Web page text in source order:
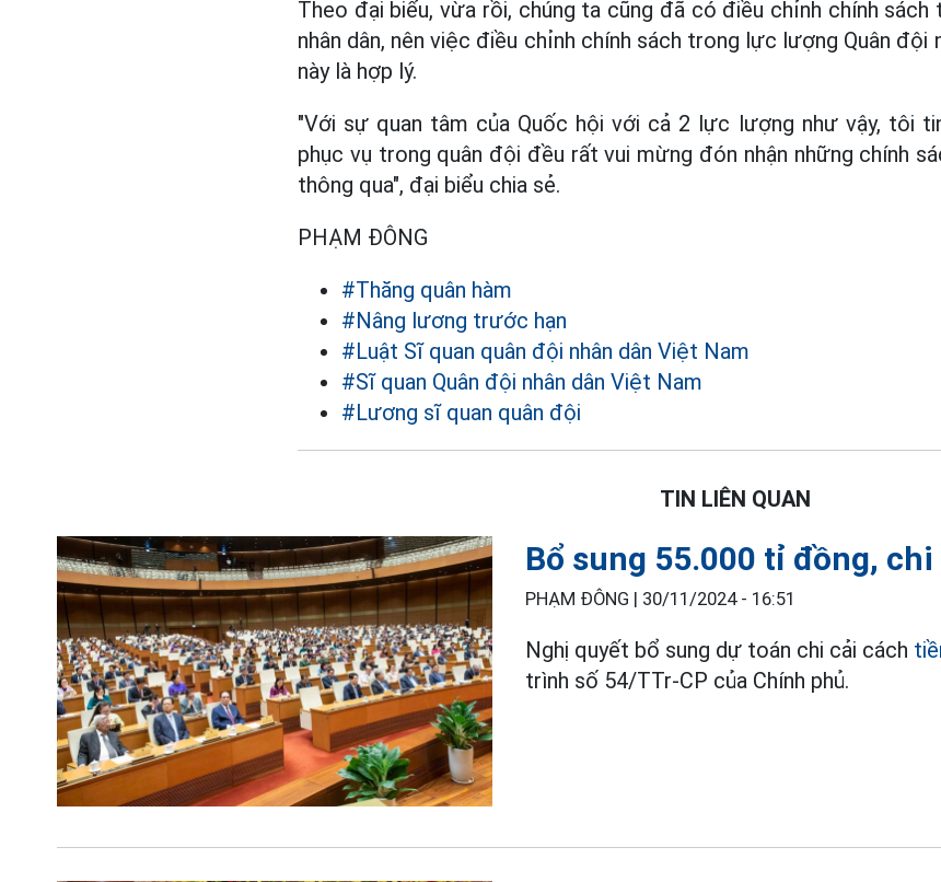
Theo đại biểu, vừa rồi, chúng ta cũng đã có điều chỉnh chính
nhân dân, nên việc điều chỉnh chính sách trong lực lượng Quân đội
này là hợp lý.
"Với sự quan tâm của Quốc hội với cả 2 lực lượng như vậy, tôi
phục vụ trong quân đội đều rất vui mừng đón nhận những chính
thông qua", đại biểu chia sẻ.
PHẠM ĐÔNG
#Thăng quân hàm
#Nâng lương trước hạn
#Luật Sĩ quan quân đội nhân dân Việt Nam
#Sĩ quan Quân đội nhân dân Việt Nam
#Lương sĩ quan quân đội
TIN LIÊN QUAN
Bổ sung 55.000 tỉ đồng,
PHẠM ĐÔNG | 30/11/2024 - 16:51
Nghị quyết bổ sung dự toán chi cải cách
trình số 54/TTr-CP của Chính phủ.